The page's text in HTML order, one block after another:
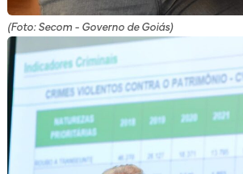
(Foto: Secom - Governo de Goiás)